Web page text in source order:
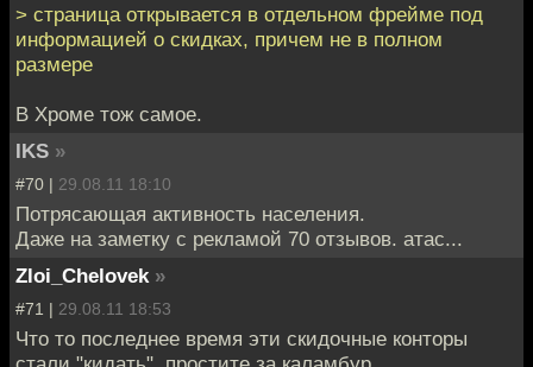
> страница открывается в отдельном фрейме под
информацией о скидках, причем не в полном
размере
В Хроме тож самое.
IKS »
#70 | 29.08.11 18:10
Потрясающая активность населения.
Даже на заметку с рекламой 70 отзывов. атас...
Zloi_Chelovek »
#71 | 29.08.11 18:53
Что то последнее время эти скидочные конторы